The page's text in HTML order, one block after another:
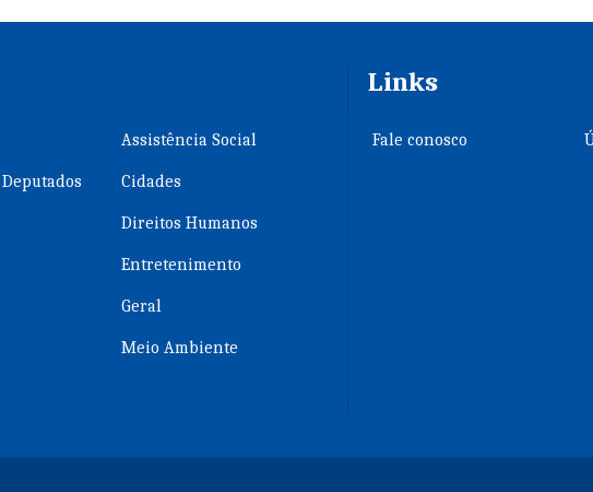
Assistência Social
Cidades
Direitos Humanos
Entretenimento
Geral
Meio Ambiente
Links
Fale conosco